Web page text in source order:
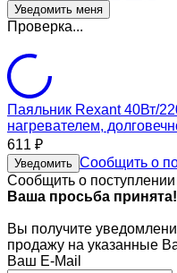
Проверка...
Паяльник Rexant 40Вт/
нагревателем,
611 ₽
Уведомить Сообщить о
Сообщить о поступлении
Ваша просьба принята!
Вы получите
продажу на указанные
Ваш E-Mail